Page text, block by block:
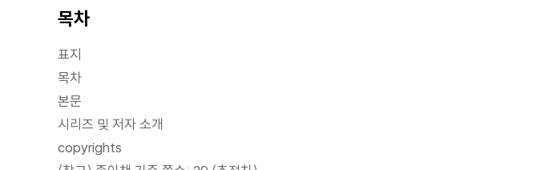
목차
표지
목차
본문
시리즈 및 저자 소개
copyrights